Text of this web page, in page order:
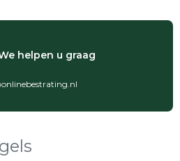
helpen u graag